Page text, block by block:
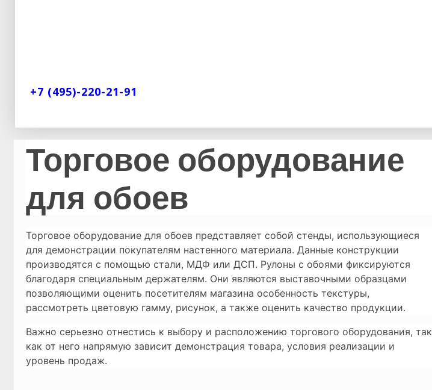
+7 (495)-220-21-91
Торговое оборудование
для обоев
Торговое оборудование для обоев представляет собой стенды, использующиеся
для демонстрации покупателям настенного материала. Данные конструкции
производятся с помощью стали, МДФ или ДСП. Рулоны с обоями фиксируются
благодаря специальным держателям. Они являются выставочными образцами
позволяющими оценить посетителям магазина особенность текстуры,
рассмотреть цветовую гамму, рисунок, а также оценить качество продукции.
Важно серьезно отнестись к выбору и расположению торгового оборудования, так
как от него напрямую зависит демонстрация товара, условия реализации и
уровень продаж.